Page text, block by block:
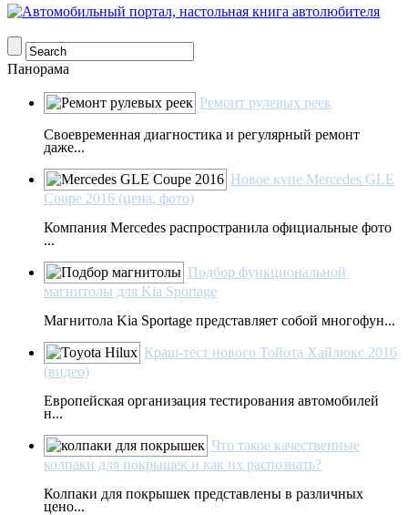
Панорама
Ремонт рулевых реек
Своевременная диагностика и регулярный ремонт
даже...
Новое купе Mercedes GLE
Coupe 2016 (цена, фото)
Компания Mercedes распространила официальные фото
...
Подбор функциональной
магнитолы для Kia Sportage
Магнитола Kia Sportage представляет собой многофун...
Краш-тест нового Тойота Хайлюкс 2016
(видео)
Европейская организация тестирования автомобилей
н...
Что такое качественные
колпаки для покрышек и как их распознать?
Колпаки для покрышек представлены в различных
цено...